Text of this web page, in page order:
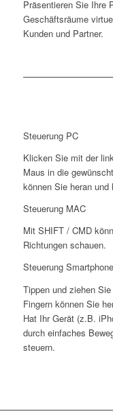
Präsentieren Sie Ihre
Geschäftsräume
Kunden und Partner.
Steuerung PC
Klicken Sie mit der
Maus in die
können Sie heran und
Steuerung MAC
Mit SHIFT / CMD
Richtungen schauen.
Steuerung Smartphone
Tippen und ziehen
Fingern können Sie
Hat Ihr Gerät (z.B.
durch einfaches
steuern.